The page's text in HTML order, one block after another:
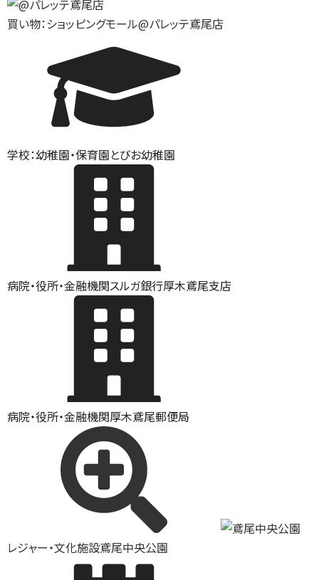
買い物：ショッピングモール@パレッテ鳶尾店
学校：幼稚園・保育園とびお幼稚園
病院・役所・金融機関スルガ銀行厚木鳶尾支店
病院・役所・金融機関厚木鳶尾郵便局
レジャー・文化施設鳶尾中央公園